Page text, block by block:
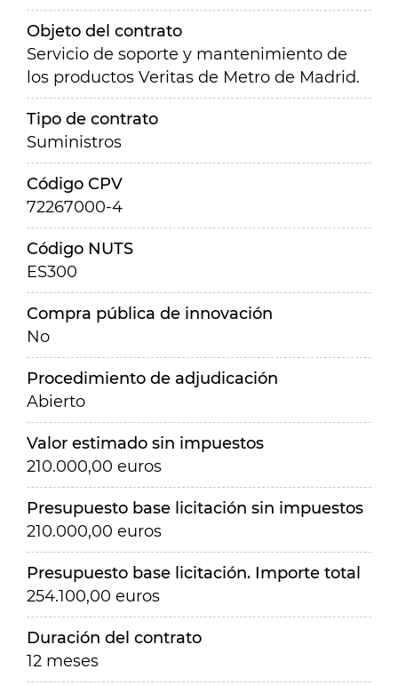
Objeto del contrato
Servicio de soporte y mantenimiento de
los productos Veritas de Metro de Madrid.
Tipo de contrato
Suministros
Código CPV
72267000-4
Código NUTS
ES300
Compra pública de innovación
No
Procedimiento de adjudicación
Abierto
Valor estimado sin impuestos
210.000,00 euros
Presupuesto base licitación sin impuestos
210.000,00 euros
Presupuesto base licitación. Importe total
254.100,00 euros
Duración del contrato
12 meses